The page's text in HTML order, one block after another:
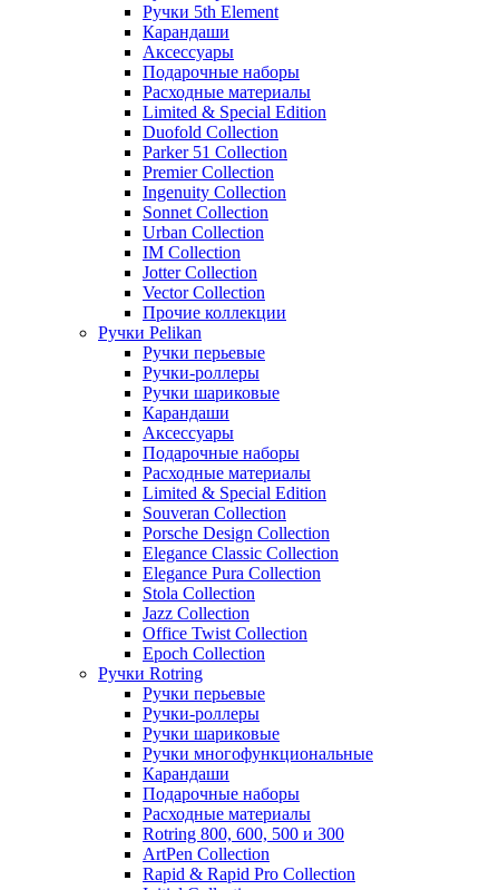
Ручки 5th Element
Карандаши
Аксессуары
Подарочные наборы
Расходные материалы
Limited & Special Edition
Duofold Collection
Parker 51 Collection
Premier Collection
Ingenuity Collection
Sonnet Collection
Urban Collection
IM Collection
Jotter Collection
Vector Collection
Прочие коллекции
Ручки Pelikan
Ручки перьевые
Ручки-роллеры
Ручки шариковые
Карандаши
Аксессуары
Подарочные наборы
Расходные материалы
Limited & Special Edition
Souveran Collection
Porsche Design Collection
Elegance Classic Collection
Elegance Pura Collection
Stola Collection
Jazz Collection
Office Twist Collection
Epoch Collection
Ручки Rotring
Ручки перьевые
Ручки-роллеры
Ручки шариковые
Ручки многофункциональные
Карандаши
Подарочные наборы
Расходные материалы
Rotring 800, 600, 500 и 300
ArtPen Collection
Rapid & Rapid Pro Collection